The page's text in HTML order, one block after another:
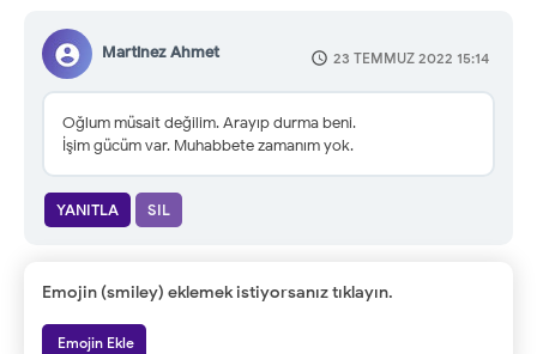
Martinez Ahmet 23 TEMMUZ 2022 15:14
Oğlum müsait değilim. Arayıp durma beni.
İşim gücüm var. Muhabbete zamanım yok.
YANITLA SIL
Emojin (smiley) eklemek istiyorsanız tıklayın.
Emojin Ekle